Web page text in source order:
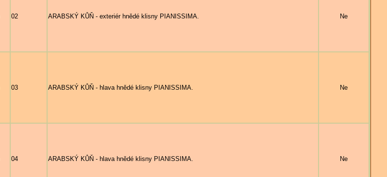
02 ARABSKÝ KŮŇ - exteriér hnědé klisny PIANISSIMA. Ne
03 ARABSKÝ KŮŇ - hlava hnědé klisny PIANISSIMA. Ne
04 ARABSKÝ KŮŇ - hlava hnědé klisny PIANISSIMA. Ne